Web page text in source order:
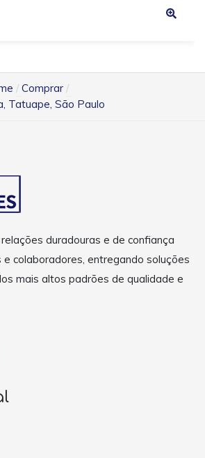
Comprar
Tatuape, São Paulo
duradouras e de confiança
e colaboradores, entregando soluções
mais altos padrões de qualidade e